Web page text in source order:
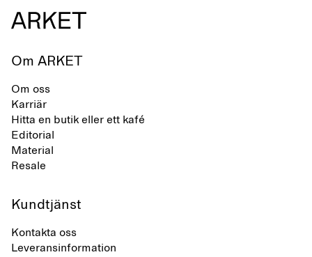
Om ARKET
Om oss
Karriär
Hitta en butik eller ett kafé
Editorial
Material
Resale
Kundtjänst
Kontakta oss
Leveransinformation